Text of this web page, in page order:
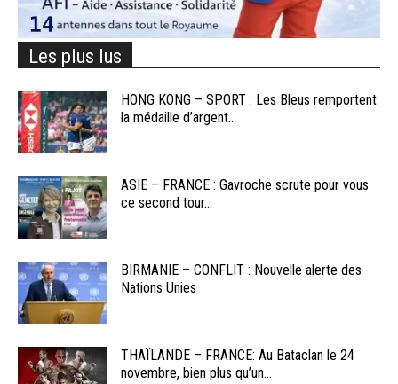
Les plus lus
HONG KONG – SPORT : Les Bleus remportent
la médaille d’argent...
ASIE – FRANCE : Gavroche scrute pour vous
ce second tour...
BIRMANIE – CONFLIT : Nouvelle alerte des
Nations Unies
THAÏLANDE – FRANCE: Au Bataclan le 24
novembre, bien plus qu’un...